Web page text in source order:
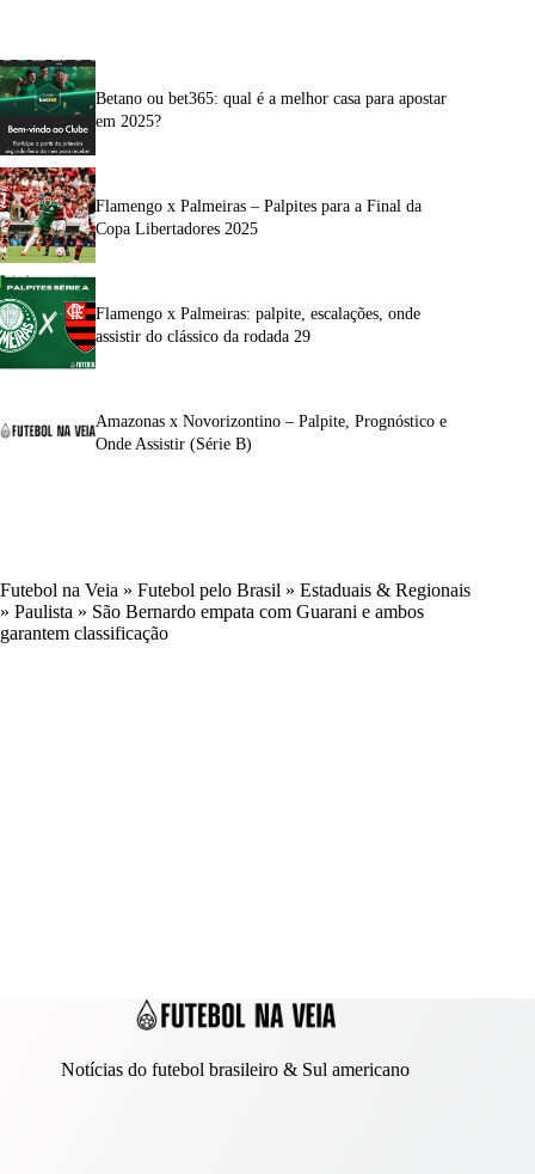
Betano ou bet365: qual é a melhor casa para apostar
em 2025?
Flamengo x Palmeiras – Palpites para a Final da
Copa Libertadores 2025
Flamengo x Palmeiras: palpite, escalações, onde
assistir do clássico da rodada 29
Amazonas x Novorizontino – Palpite, Prognóstico e
Onde Assistir (Série B)
Futebol na Veia » Futebol pelo Brasil » Estaduais & Regionais
» Paulista » São Bernardo empata com Guarani e ambos
garantem classificação
Notícias do futebol brasileiro & Sul americano